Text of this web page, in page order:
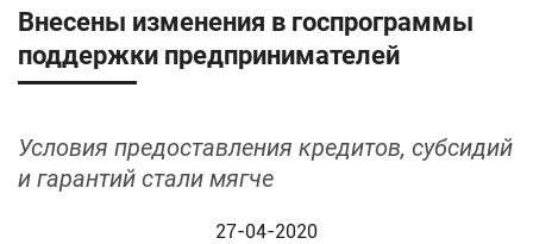
Внесены изменения в госпрограммы
поддержки предпринимателей
Условия предоставления кредитов, субсидий
и гарантий стали мягче
27-04-2020